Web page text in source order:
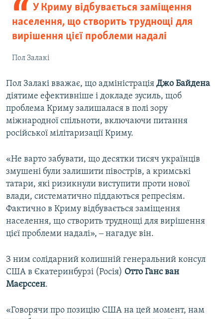
У Криму відбувається заміщення
населення, що створить труднощі для
вирішення цієї проблеми надалі
Пол Залакі
Пол Залакі вважає, що адміністрація Джо Байдена
діятиме ефективніше і докладе зусиль, щоб
проблема Криму залишалася в полі зору
міжнародної спільноти, включаючи питання
російської мілітаризації Криму.
«Не варто забувати, що десятки тисяч українців
змушені були залишити півострів, а кримські
татари, які ризикнули виступити проти нової
влади, систематично піддаються репресіям.
Фактично в Криму відбувається заміщення
населення, що створить труднощі для вирішення
цієї проблеми надалі», ‒ нагадує він.
З ним солідарний колишній генеральний консул
США в Єкатеринбурзі (Росія) Отто Ганс ван
Маєрссен.
«Говорячи про позицію США на цей момент, нам